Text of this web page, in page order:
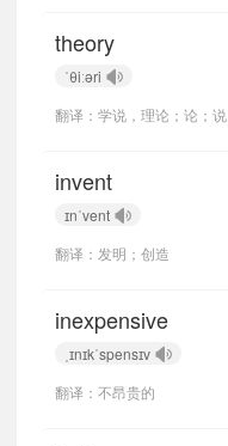
theory
ˈθiːəri
翻译：学说，理论；论；说
invent
ɪnˈvent
翻译：发明；创造
inexpensive
ˌɪnɪkˈspensɪv
翻译：不昂贵的